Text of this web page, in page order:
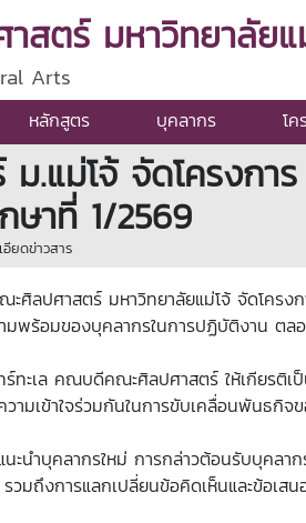
สตร์ มหาวิทยาลัยแ
Arts
หลักสูตร บุคลากร โค
.แม่โจ้ จัดโครงกา
ษาที่ 1/2569
อียดข่าวสาร
ศิลปศาสตร์ มหาวิทยาลัยแม่โจ้ จัดโคร
พร้อมของบุคลากรในการปฏิบัติงาน ตล
ทะเล คณบดีคณะศิลปศาสตร์ ให้เกียรติ
ามเข้าใจร่วมกันในการขับเคลื่อนพันธกิ
ะนำบุคลากรใหม่ การกล่าวต้อนรับบุคล
วมถึงการแลกเปลี่ยนข้อคิดเห็นและข้อเ